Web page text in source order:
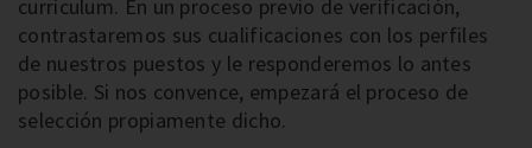
currículum. En un proceso previo de verificación,
contrastaremos sus cualificaciones con los perfiles
de nuestros puestos y le responderemos lo antes
posible. Si nos convence, empezará el proceso de
selección propiamente dicho.